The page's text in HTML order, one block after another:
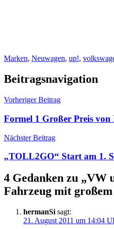
Marken, Neuwagen, up!,
Beitragsnavigation
Vorheriger Beitrag
Formel 1 Großer Preis von
Nächster Beitrag
„TOLL2GO“ Start am 1.
4 Gedanken zu „VW
Fahrzeug mit
hermanSi sagt:
21. August 2011 um 14:04